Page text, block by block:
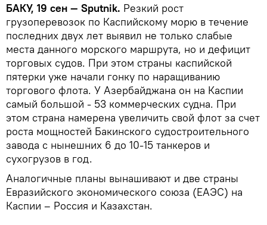
БАКУ, 19 сен — Sputnik. Резкий рост
грузоперевозок по Каспийскому морю в течение
последних двух лет выявил не только слабые
места данного морского маршрута, но и дефицит
торговых судов. При этом страны каспийской
пятерки уже начали гонку по наращиванию
торгового флота. У Азербайджана он на Каспии
самый большой - 53 коммерческих судна. При
этом страна намерена увеличить свой флот за счет
роста мощностей Бакинского судостроительного
завода с нынешних 6 до 10-15 танкеров и
сухогрузов в год.
Аналогичные планы вынашивают и две страны
Евразийского экономического союза (ЕАЭС) на
Каспии – Россия и Казахстан.